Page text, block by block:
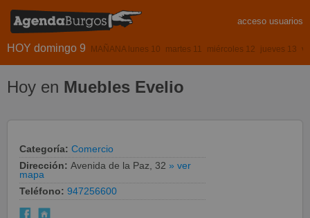
acceso usuarios
HOY domingo 9 MAÑANA lunes 10 martes 11 miércoles 12 jueves 13
Hoy en Muebles Evelio
Categoría: Comercio
Dirección: Avenida de la Paz, 32 » ver
mapa
Teléfono: 947256600